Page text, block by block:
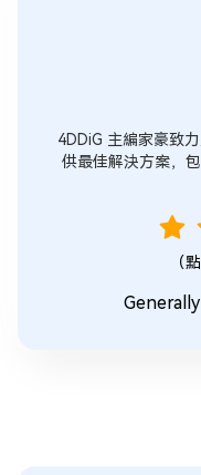
4DDiG 主編家豪致
供最佳解決方案，
（